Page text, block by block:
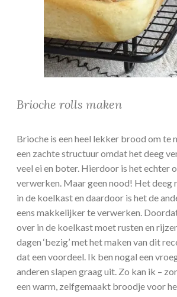
Brioche rolls maken
Brioche is een heel lekker brood om te
een zachte structuur omdat het deeg
veel ei en boter. Hierdoor is het echter
verwerken. Maar geen nood! Het deeg
in de koelkast en daardoor is het de
eens makkelijker te verwerken.
over in de koelkast moet rusten en
dagen ‘bezig’ met het maken van dit
dat een voordeel. Ik ben nogal een
anderen slapen graag uit. Zo kan ik –
een warm, zelfgemaakt broodje voor